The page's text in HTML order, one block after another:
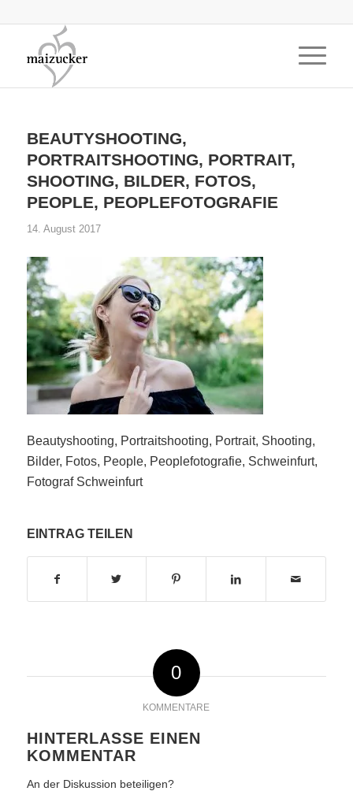
BEAUTYSHOOTING,
PORTRAITSHOOTING, PORTRAIT,
SHOOTING, BILDER, FOTOS,
PEOPLE, PEOPLEFOTOGRAFIE
14. August 2017
Beautyshooting, Portraitshooting, Portrait, Shooting,
Bilder, Fotos, People, Peoplefotografie, Schweinfurt,
Fotograf Schweinfurt
EINTRAG TEILEN
0
KOMMENTARE
HINTERLASSE EINEN
KOMMENTAR
An der Diskussion beteiligen?